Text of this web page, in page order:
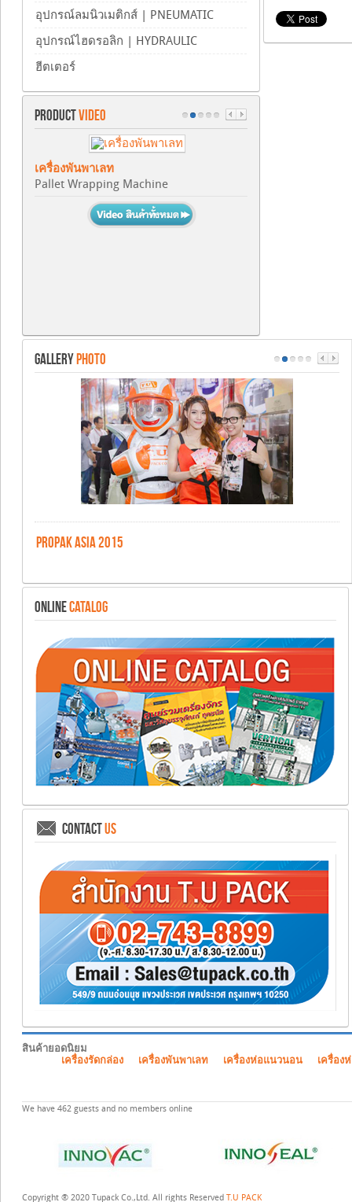
อุปกรณ์ลมนิวเมติกส์ | PNEUMATIC
อุปกรณ์ไฮดรอลิก | HYDRAULIC
ฮีตเตอร์
PRODUCTVIDEO
เครื่องพันพาเลท
Pallet Wrapping Machine
GALLERY PHOTO
PROPAK ASIA 2015
ONLINECATALOG
CONTACTUS
สินค้ายอดนิยม
เครื่องรัดกล่อง
เครื่องพันพาเลท เครื่องห่อแนวนอน เครื่อง
We have 462 guests and no members online
Copyright ® 2020 Tupack Co.,Ltd. All rights Reserved T.U PACK